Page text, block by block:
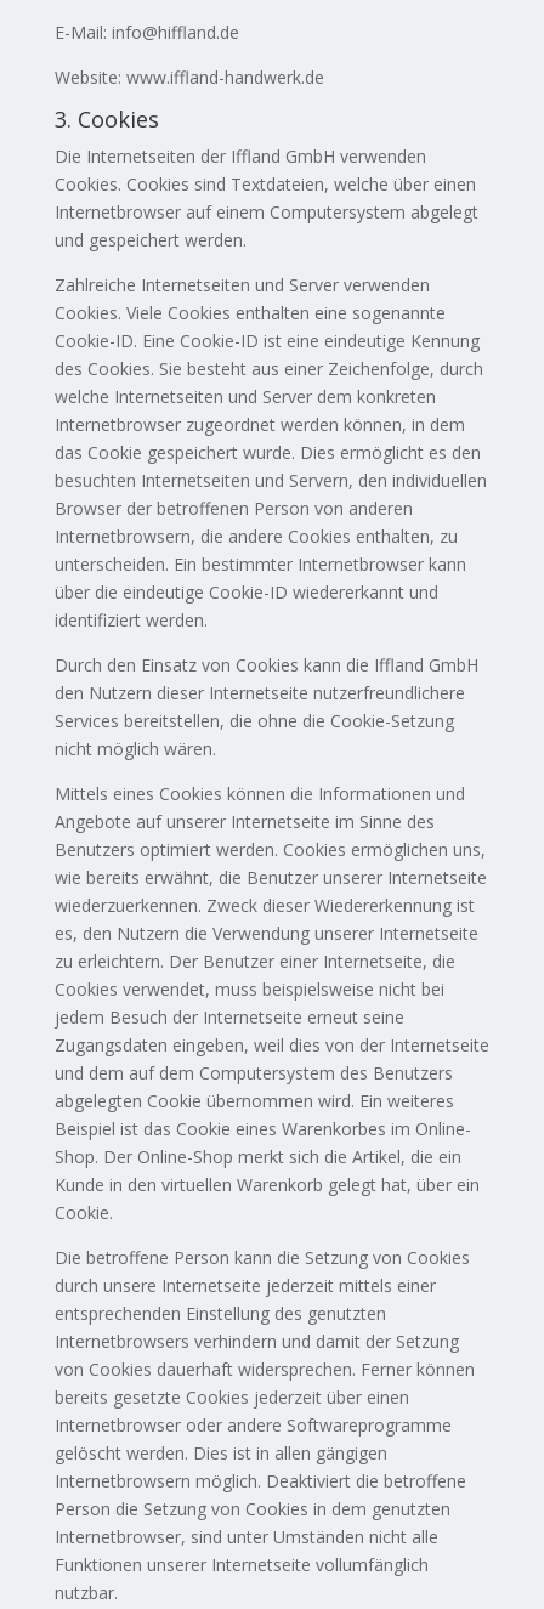
E-Mail: info@hiffland.de
Website: www.iffland-handwerk.de
3. Cookies
Die Internetseiten der Iffland GmbH verwenden
Cookies. Cookies sind Textdateien, welche über einen
Internetbrowser auf einem Computersystem abgelegt
und gespeichert werden.
Zahlreiche Internetseiten und Server verwenden
Cookies. Viele Cookies enthalten eine sogenannte
Cookie-ID. Eine Cookie-ID ist eine eindeutige Kennung
des Cookies. Sie besteht aus einer Zeichenfolge, durch
welche Internetseiten und Server dem konkreten
Internetbrowser zugeordnet werden können, in dem
das Cookie gespeichert wurde. Dies ermöglicht es den
besuchten Internetseiten und Servern, den individuellen
Browser der betroffenen Person von anderen
Internetbrowsern, die andere Cookies enthalten, zu
unterscheiden. Ein bestimmter Internetbrowser kann
über die eindeutige Cookie-ID wiedererkannt und
identifiziert werden.
Durch den Einsatz von Cookies kann die Iffland GmbH
den Nutzern dieser Internetseite nutzerfreundlichere
Services bereitstellen, die ohne die Cookie-Setzung
nicht möglich wären.
Mittels eines Cookies können die Informationen und
Angebote auf unserer Internetseite im Sinne des
Benutzers optimiert werden. Cookies ermöglichen uns,
wie bereits erwähnt, die Benutzer unserer Internetseite
wiederzuerkennen. Zweck dieser Wiedererkennung ist
es, den Nutzern die Verwendung unserer Internetseite
zu erleichtern. Der Benutzer einer Internetseite, die
Cookies verwendet, muss beispielsweise nicht bei
jedem Besuch der Internetseite erneut seine
Zugangsdaten eingeben, weil dies von der Internetseite
und dem auf dem Computersystem des Benutzers
abgelegten Cookie übernommen wird. Ein weiteres
Beispiel ist das Cookie eines Warenkorbes im Online-
Shop. Der Online-Shop merkt sich die Artikel, die ein
Kunde in den virtuellen Warenkorb gelegt hat, über ein
Cookie.
Die betroffene Person kann die Setzung von Cookies
durch unsere Internetseite jederzeit mittels einer
entsprechenden Einstellung des genutzten
Internetbrowsers verhindern und damit der Setzung
von Cookies dauerhaft widersprechen. Ferner können
bereits gesetzte Cookies jederzeit über einen
Internetbrowser oder andere Softwareprogramme
gelöscht werden. Dies ist in allen gängigen
Internetbrowsern möglich. Deaktiviert die betroffene
Person die Setzung von Cookies in dem genutzten
Internetbrowser, sind unter Umständen nicht alle
Funktionen unserer Internetseite vollumfänglich
nutzbar.